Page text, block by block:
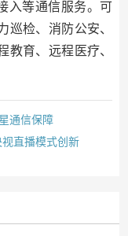
入等通信服务。可
巡检、消防公安、
教育、远程医疗、
通信保障
视直播模式创新